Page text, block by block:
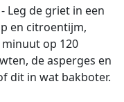
Leg de griet in een
en citroentijm,
op 120
de asperges en
dit in wat bakboter.